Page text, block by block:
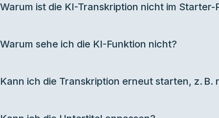
Warum ist die KI-Transkription nicht im
Warum sehe ich die KI-Funktion nicht?
Kann ich die Transkription erneut starten, z. B.